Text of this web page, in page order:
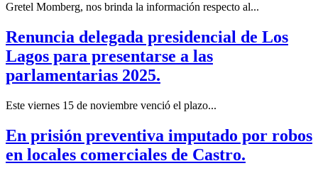
Gretel Momberg, nos brinda la información respecto al...
Renuncia delegada presidencial de Los
Lagos para presentarse a las
parlamentarias 2025.
Este viernes 15 de noviembre venció el plazo...
En prisión preventiva imputado por robos
en locales comerciales de Castro.